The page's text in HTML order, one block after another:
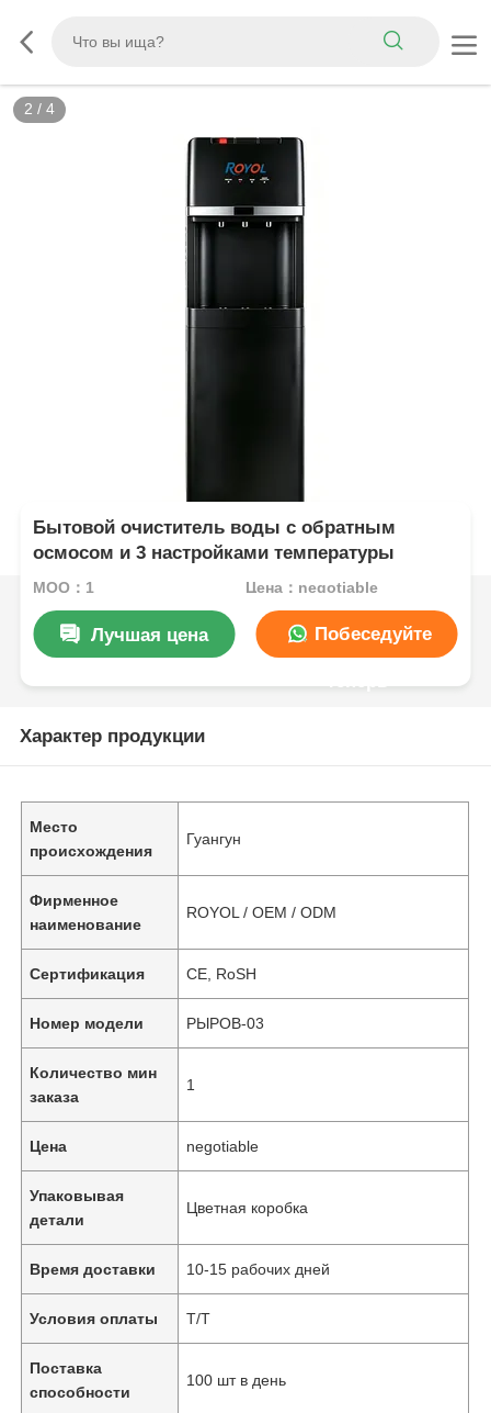
2 / 4
Бытовой очиститель воды с обратным
осмосом и 3 настройками температуры
MOQ：1 Цена：negotiable
Лучшая цена Побеседуйте
Характер продукции
Место
происхождения
Гуангун
Фирменное
наименование
ROYOL / OEM / ODM
Сертификация CE, RoSH
Номер модели РЫРОВ-03
Количество мин
заказа
1
Цена negotiable
Упаковывая
детали
Цветная коробка
Время доставки 10-15 рабочих дней
Условия оплаты Т/Т
Поставка
способности
100 шт в день